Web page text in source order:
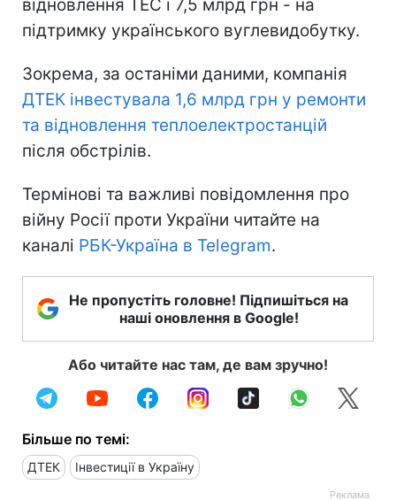
відновлення ТЕС і 7,5 млрд грн - на
підтримку українського вуглевидобутку.
Зокрема, за останіми даними, компанія
ДТЕК інвестувала 1,6 млрд грн у ремонти
та відновлення теплоелектростанцій
після обстрілів.
Термінові та важливі повідомлення про
війну Росії проти України читайте на
каналі РБК-Україна в Telegram.
Не пропустіть головне! Підпишіться на
наші оновлення в Google!
Або читайте нас там, де вам зручно!
Більше по темі:
ДТЕК Інвестиції в Україну